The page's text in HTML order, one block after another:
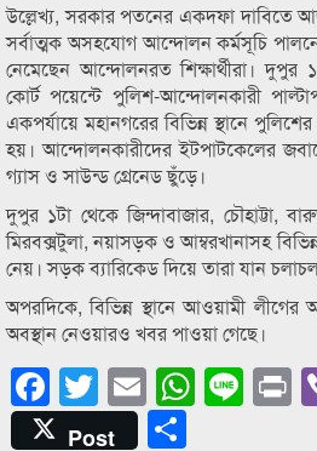
উল্লেখ্য, সরকার পতনের একদফা দাবিতে আজ
সর্বাত্মক অসহযোগ আন্দোলন কর্মসূচি
নেমেছেন আন্দোলনরত শিক্ষার্থীরা। দুপুর
কোর্ট পয়েন্টে পুলিশ-আন্দোলনকারী
একপর্যায়ে মহানগরের বিভিন্ন স্থানে
হয়। আন্দোলনকারীদের ইটপাটকেলের
গ্যাস ও সাউন্ড গ্রেনেড ছুঁড়ে।
দুপুর ১টা থেকে জিন্দাবাজার, চৌহাট্টা,
মিরবক্সটুলা, নয়াসড়ক ও আম্বরখানাসহ
নেয়। সড়ক ব্যারিকেড দিয়ে তারা যান
অপরদিকে, বিভিন্ন স্থানে আওয়ামী লীগের
অবস্থান নেওয়ারও খবর পাওয়া গেছে।
Facebook
Twitter
EmailLine
Post